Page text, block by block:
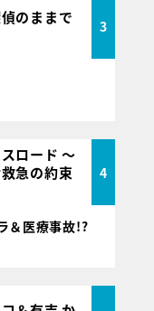
のままで
3
ロード ～
急の約束
4
＆医療事故!?